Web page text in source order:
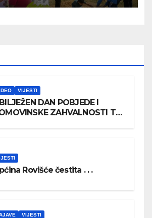
VIJESTI
DAN POBJEDE I
ZAHVALNOSTI TE
Rovišće čestita . . .
VIJESTI